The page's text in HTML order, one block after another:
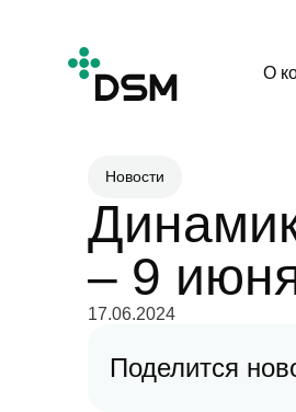
О
Новости
– 9
17.06.2024
Поделится